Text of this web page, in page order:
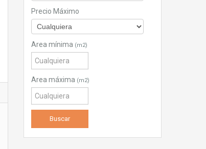
Precio Máximo
Area mínima (m2)
Area máxima (m2)